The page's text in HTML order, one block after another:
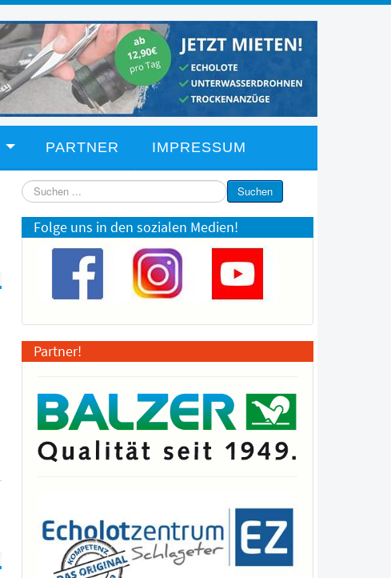
PARTNER IMPRESSUM
Suchen
...
Suchen
Folge uns in den sozialen Medien!
Partner!